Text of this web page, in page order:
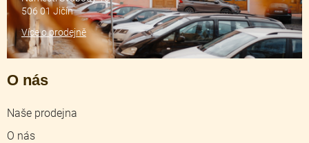
O nás
Naše prodejna
O nás
506 01 Jičín
Více o prodejně